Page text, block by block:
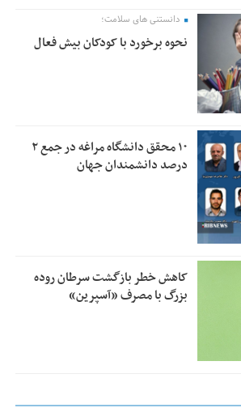
دانستنی های سلامت؛
نحوه برخورد با کودکان بیش فعال
۱۰ محقق دانشگاه مراغه در جمع ۲
درصد دانشمندان جهان
کاهش خطر بازگشت سرطان روده
بزرگ با مصرف «آسپرین»